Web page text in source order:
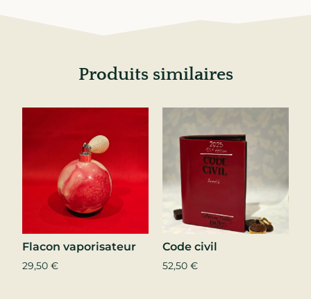
Produits similaires
Flacon vaporisateur
29,50 €
Code civil
52,50 €